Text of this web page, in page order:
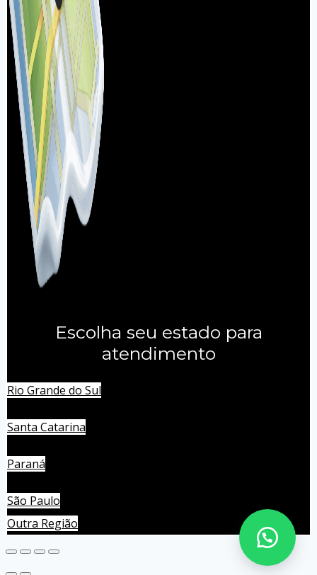
Escolha seu estado para
atendimento
Rio Grande do Sul
Santa Catarina
Paraná
São Paulo
Outra Região